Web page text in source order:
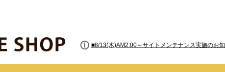
■8/13(木)AM2:00～サイトメンテナンス実施のお
■【お知らせ】ヤマト運輸の配送遅延・停止につ